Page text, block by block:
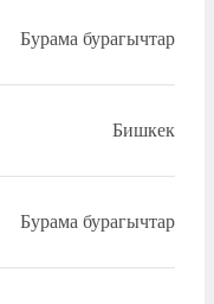
Бурама бурагычтар
Бишкек
Бурама бурагычтар